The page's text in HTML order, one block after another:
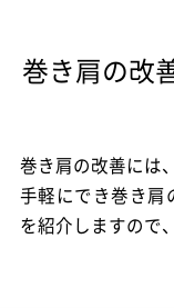
巻き肩の改
巻き肩の改善には
手軽にでき巻き肩
を紹介しますので